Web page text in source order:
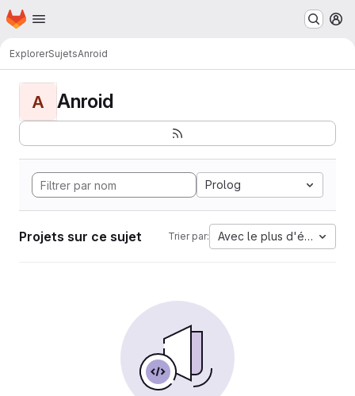
Passer au contenu principal
Page d'accueil
ExplorerSujetsAnroid
A Anroid
Prolog
Projets sur ce sujet Trier par: Avec le plus d'étoiles